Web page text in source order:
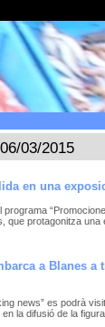
03/2015
en una
programa
que protagonitza una
a Blanes a
news” es podrà
la difusió de la